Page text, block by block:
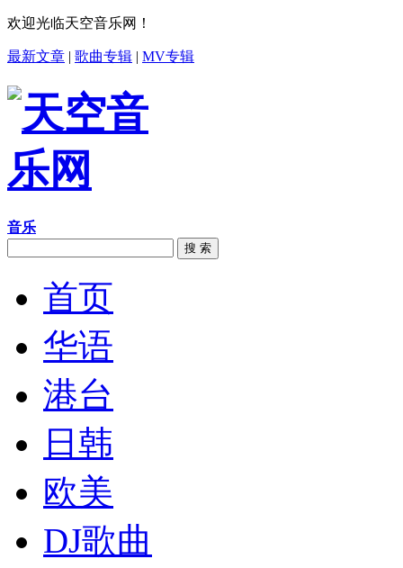
欢迎光临天空音乐网！
最新文章 | 歌曲专辑 | MV专辑
音乐
搜 索
首页
华语
港台
日韩
欧美
DJ歌曲